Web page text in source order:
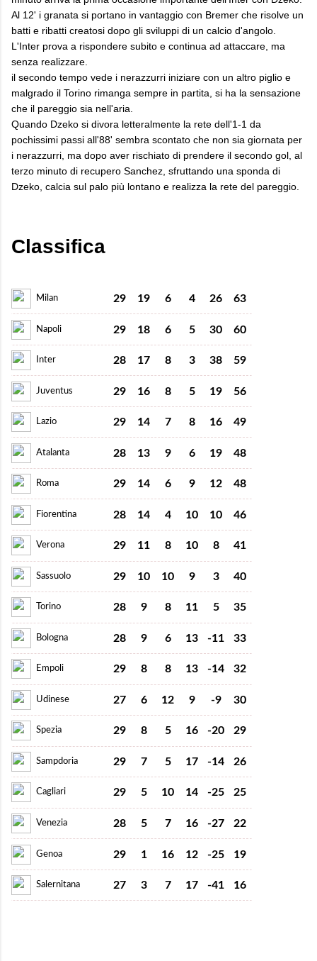
Al 12' i granata si portano in vantaggio con Bremer che risolve un
batti e ribatti creatosi dopo gli sviluppi di un calcio d'angolo.
L'Inter prova a rispondere subito e continua ad attaccare, ma
senza realizzare.
il secondo tempo vede i nerazzurri iniziare con un altro piglio e
malgrado il Torino rimanga sempre in partita, si ha la sensazione
che il pareggio sia nell'aria.
Quando Dzeko si divora letteralmente la rete dell'1-1 da
pochissimi passi all'88' sembra scontato che non sia giornata per
i nerazzurri, ma dopo aver rischiato di prendere il secondo gol, al
terzo minuto di recupero Sanchez, sfruttando una sponda di
Dzeko, calcia sul palo più lontano e realizza la rete del pareggio.
Classifica
Milan 29 19 6 4 26 63
Napoli 29 18 6 5 30 60
Inter 28 17 8 3 38 59
Juventus 29 16 8 5 19 56
Lazio 29 14 7 8 16 49
Atalanta 28 13 9 6 19 48
Roma 29 14 6 9 12 48
Fiorentina 28 14 4 10 10 46
Verona 29 11 8 10 8 41
Sassuolo 29 10 10 9 3 40
Torino 28 9 8 11 5 35
Bologna 28 9 6 13 -11 33
Empoli 29 8 8 13 -14 32
Udinese 27 6 12 9 -9 30
Spezia 29 8 5 16 -20 29
Sampdoria 29 7 5 17 -14 26
Cagliari 29 5 10 14 -25 25
Venezia 28 5 7 16 -27 22
Genoa 29 1 16 12 -25 19
Salernitana 27 3 7 17 -41 16